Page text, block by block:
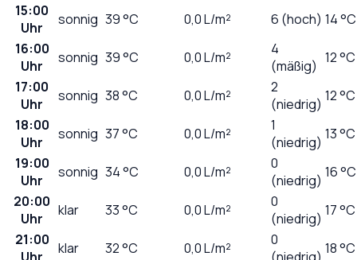
15:00
Uhr
sonnig 39°C 0,0L/m² 6 (hoch) 14 °C
16:00
Uhr
sonnig 39°C 0,0L/m²
4
(mäßig) 12 °C
17:00
Uhr
sonnig 38°C 0,0L/m²
2
(niedrig) 12 °C
18:00
Uhr
sonnig 37°C 0,0L/m²
1
(niedrig) 13 °C
19:00
Uhr
sonnig 34°C 0,0L/m²
0
(niedrig) 16 °C
20:00
Uhr
klar 33°C 0,0L/m²
0
(niedrig) 17 °C
21:00 klar 32°C 0,0L/m²
0
18 °C